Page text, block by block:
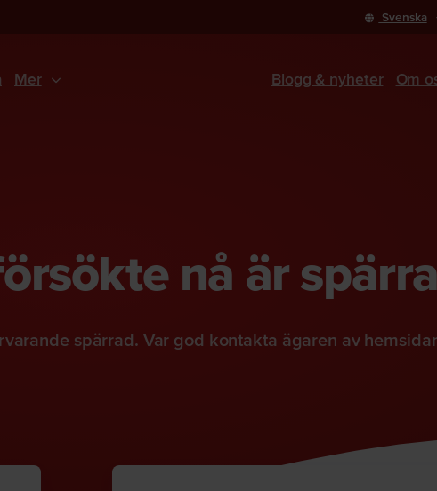
Svenska
Mer Blogg & nyheter Om
nå är
spärrad. Var god kontakta ägaren av